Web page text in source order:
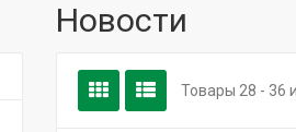
Новости
Товары 28 - 36